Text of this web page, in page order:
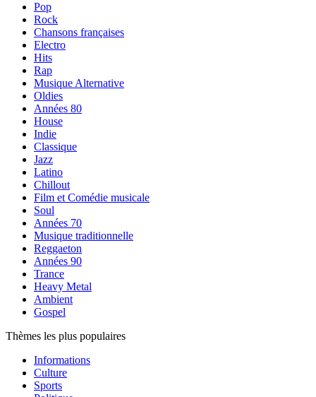
Pop
Rock
Chansons françaises
Electro
Hits
Rap
Musique Alternative
Oldies
Années 80
House
Indie
Classique
Jazz
Latino
Chillout
Film et Comédie musicale
Soul
Années 70
Musique traditionnelle
Reggaeton
Années 90
Trance
Heavy Metal
Ambient
Gospel
Thèmes les plus populaires
Informations
Culture
Sports